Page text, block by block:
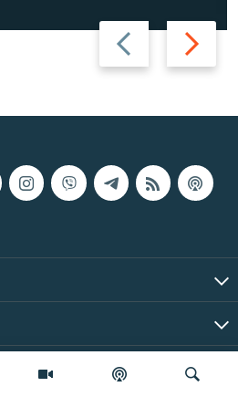
Назад Вперед
2026 | Усі права застережено.